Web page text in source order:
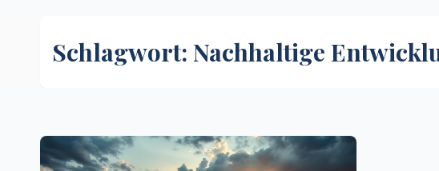
Schlagwort: Nachhaltige